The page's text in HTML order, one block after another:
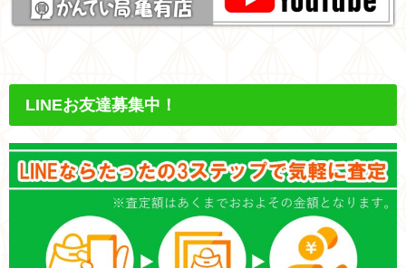
LINEお友達募集中！